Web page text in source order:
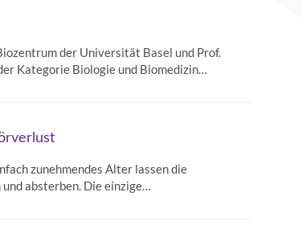
der Universität Basel und Prof.
Kategorie Biologie und Biomedizin…
zunehmendes Alter lassen die
absterben. Die einzige…